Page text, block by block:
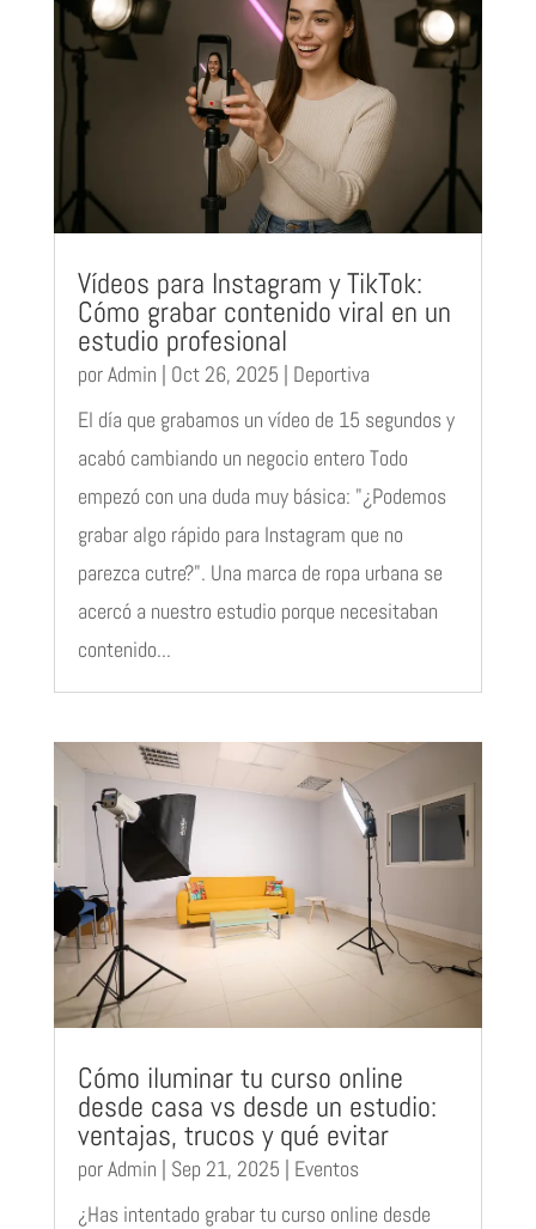
Vídeos para Instagram y TikTok:
Cómo grabar contenido viral en un
estudio profesional
porAdmin | Oct 26, 2025 | Deportiva
El día que grabamos un vídeo de 15 segundos y
acabó cambiando un negocio entero Todo
empezó con una duda muy básica: "¿Podemos
grabar algo rápido para Instagram que no
parezca cutre?". Una marca de ropa urbana se
acercó a nuestro estudio porque necesitaban
contenido...
Cómo iluminar tu curso online
desde casa vs desde un estudio:
ventajas, trucos y qué evitar
porAdmin | Sep 21, 2025 | Eventos
¿Has intentado grabar tu curso online desde